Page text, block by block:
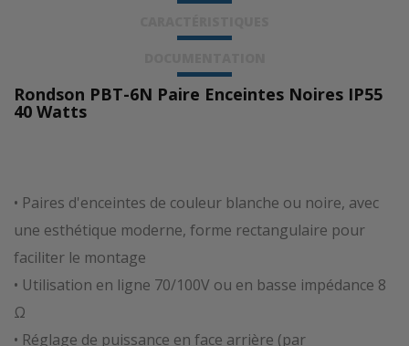
Rondson PBT-6N Paire Enceintes Noires IP55
40 Watts
• Paires d'enceintes de couleur blanche ou noire, avec
une esthétique moderne, forme rectangulaire pour
faciliter le montage
• Utilisation en ligne 70/100V ou en basse impédance 8
Ω
• Réglage de puissance en face arrière (par